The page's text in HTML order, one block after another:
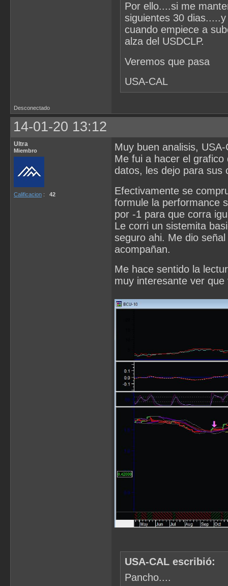
Por ello....si me
siguientes 30
cuando empiece a
alza del USDCLP.
Veremos que pasa
USA-CAL
Desconectado
14-01-20 13:12
Ultra
Miembro
Calificacion : 42
Muy buen analisis, USA-
Me fui a hacer el
datos, les dejo para sus
Efectivamente se
formule la performance
por -1 para que corra
Le corri un sistemita
seguro ahi. Me dio
acompañan.
Me hace sentido la
muy interesante ver que
USA-CAL escribió:
Pancho....